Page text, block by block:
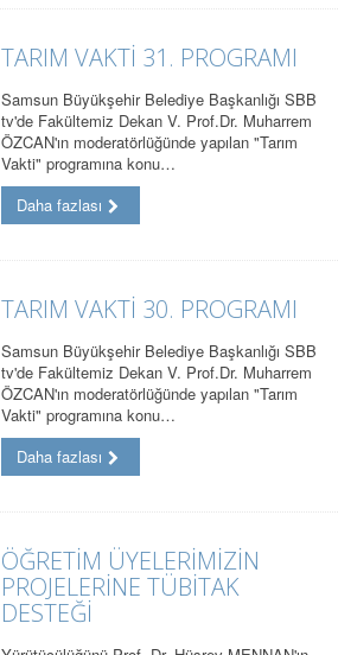
TARIM VAKTİ 31. PROGRAMI
Samsun Büyükşehir Belediye Başkanlığı SBB
tv'de Fakültemiz Dekan V. Prof.Dr. Muharrem
ÖZCAN'ın moderatörlüğünde yapılan "Tarım
Vakti" programına konu…
Daha fazlası
TARIM VAKTİ 30. PROGRAMI
Samsun Büyükşehir Belediye Başkanlığı SBB
tv'de Fakültemiz Dekan V. Prof.Dr. Muharrem
ÖZCAN'ın moderatörlüğünde yapılan "Tarım
Vakti" programına konu…
Daha fazlası
ÖĞRETİM ÜYELERİMİZİN
PROJELERİNE TÜBİTAK
DESTEĞİ